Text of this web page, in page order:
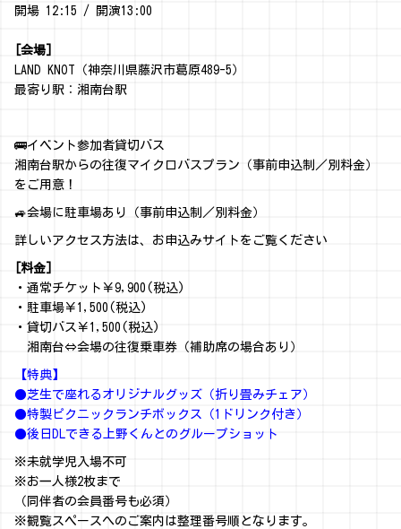
開場 12:15 / 開演13:00
[会場]
LAND KNOT（神奈川県藤沢市葛原489-5）
最寄り駅：湘南台駅
🚌イベント参加者貸切バス
湘南台駅からの往復マイクロバスプラン（事前申込制／別料金）
をご用意！
🚙会場に駐車場あり（事前申込制／別料金）
詳しいアクセス方法は、お申込みサイトをご覧ください
[料金]
・通常チケット￥9,900(税込)
・駐車場￥1,500(税込)
・貸切バス￥1,500(税込)
湘南台⇔会場の往復乗車券（補助席の場合あり）
【特典】
●芝生で座れるオリジナルグッズ（折り畳みチェア）
●特製ピクニックランチボックス（1ドリンク付き）
●後日DLできる上野くんとのグループショット
※未就学児入場不可
※お一人様2枚まで
（同伴者の会員番号も必須）
※観覧スペースへのご案内は整理番号順となります。